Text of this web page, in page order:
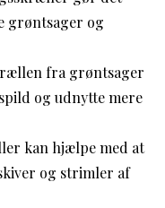
grøntsager og
fra grøntsager
og udnytte mere
kan hjælpe med at
og strimler af